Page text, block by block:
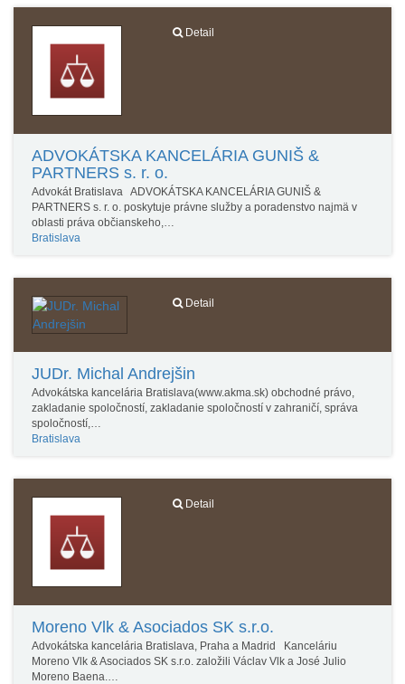
Detail
ADVOKÁTSKA KANCELÁRIA GUNIŠ &
PARTNERS s. r. o.
Advokát Bratislava ADVOKÁTSKA KANCELÁRIA GUNIŠ &
PARTNERS s. r. o. poskytuje právne služby a poradenstvo najmä v
oblasti práva občianskeho,…
Bratislava
Detail
JUDr. Michal Andrejšin
Advokátska kancelária Bratislava(www.akma.sk) obchodné právo,
zakladanie spoločností, zakladanie spoločností v zahraničí, správa
spoločností,…
Bratislava
Detail
Moreno Vlk & Asociados SK s.r.o.
Advokátska kancelária Bratislava, Praha a Madrid Kanceláriu
Moreno Vlk & Asociados SK s.r.o. založili Václav Vlk a José Julio
Moreno Baena.…